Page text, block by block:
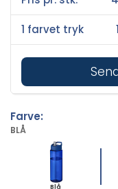
1 farvet tryk
Farve:
BLÅ
Blå